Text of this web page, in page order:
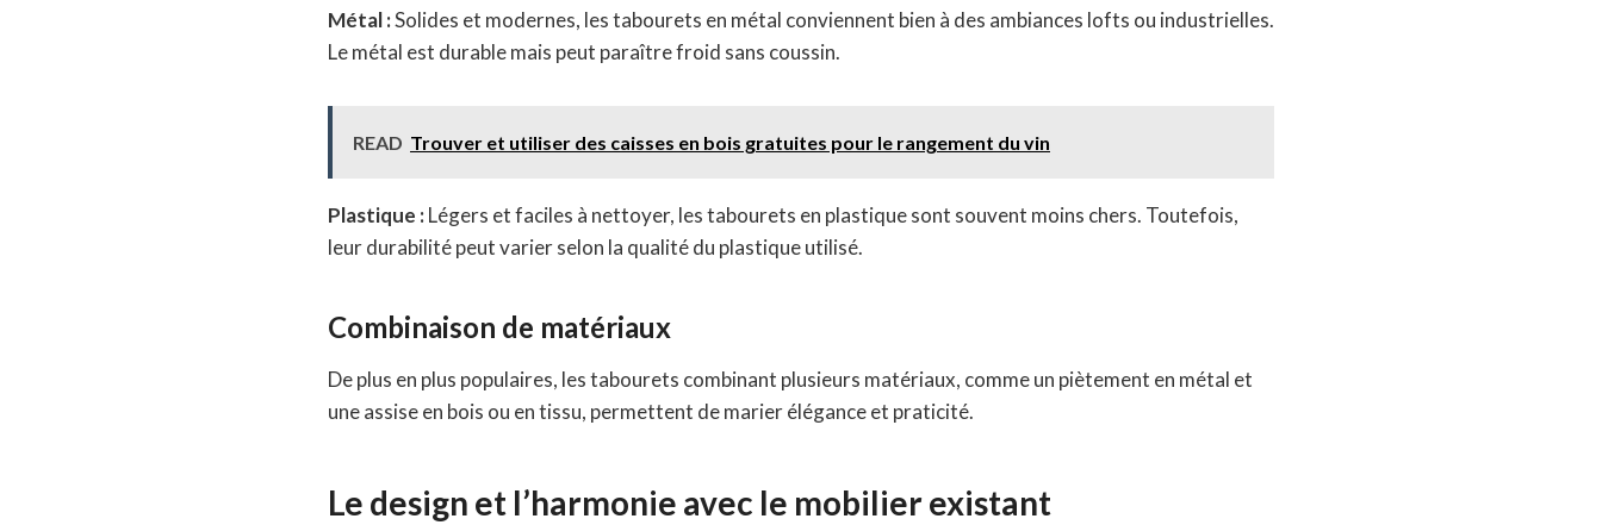
Métal :Solides et modernes, les tabourets en métal conviennent bien à des ambiances lofts ou industrielles.
Le métal est durable mais peut paraître froid sans coussin.
READ Trouver et utiliser des caisses en bois gratuites pour le rangement du vin
Plastique :Légers et faciles à nettoyer, les tabourets en plastique sont souvent moins chers. Toutefois,
leur durabilité peut varier selon la qualité du plastique utilisé.
Combinaison de matériaux
De plus en plus populaires, les tabourets combinant plusieurs matériaux, comme un piètement en métal et
une assise en bois ou en tissu, permettent de marier élégance et praticité.
Le design et l’harmonie avec le mobilier existant